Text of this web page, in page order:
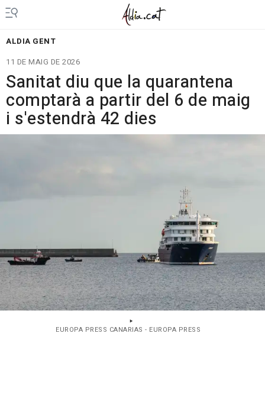
ALDIA GENT
11 DE MAIG DE 2026
Sanitat diu que la quarantena
comptarà a partir del 6 de maig
i s'estendrà 42 dies
EUROPA PRESS CANARIAS - EUROPA PRESS